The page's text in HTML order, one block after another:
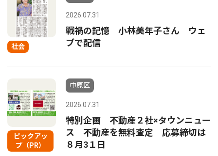
社会
2026.07.31
戦禍の記憶 小林美年子さん ウェ
ブで配信
ピックアッ
プ（PR）
中原区
2026.07.31
特別企画 不動産２社×タウンニュー
ス 不動産を無料査定 応募締切は
８月3１日